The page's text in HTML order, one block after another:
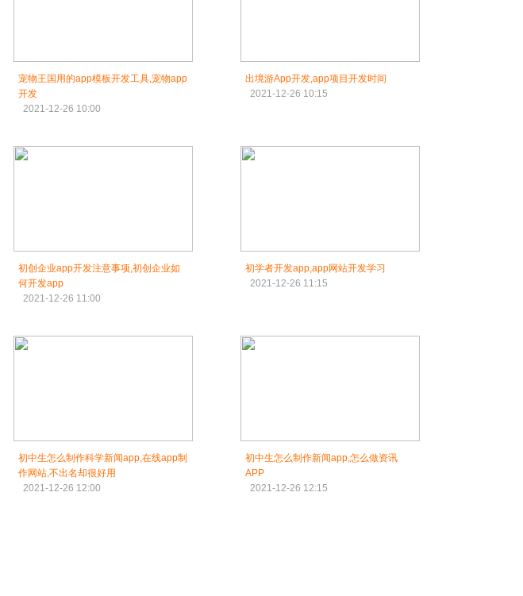
宠物王国用的app模板开发工具,宠物app
开发
2021-12-26 10:00
出境游App开发,app项目开发时间
2021-12-26 10:15
初创企业app开发注意事项,初创企业如
何开发app
2021-12-26 11:00
初学者开发app,app网站开发学习
2021-12-26 11:15
初中生怎么制作科学新闻app,在线app制
作网站,不出名却很好用
2021-12-26 12:00
初中生怎么制作新闻app,怎么做资讯
APP
2021-12-26 12:15